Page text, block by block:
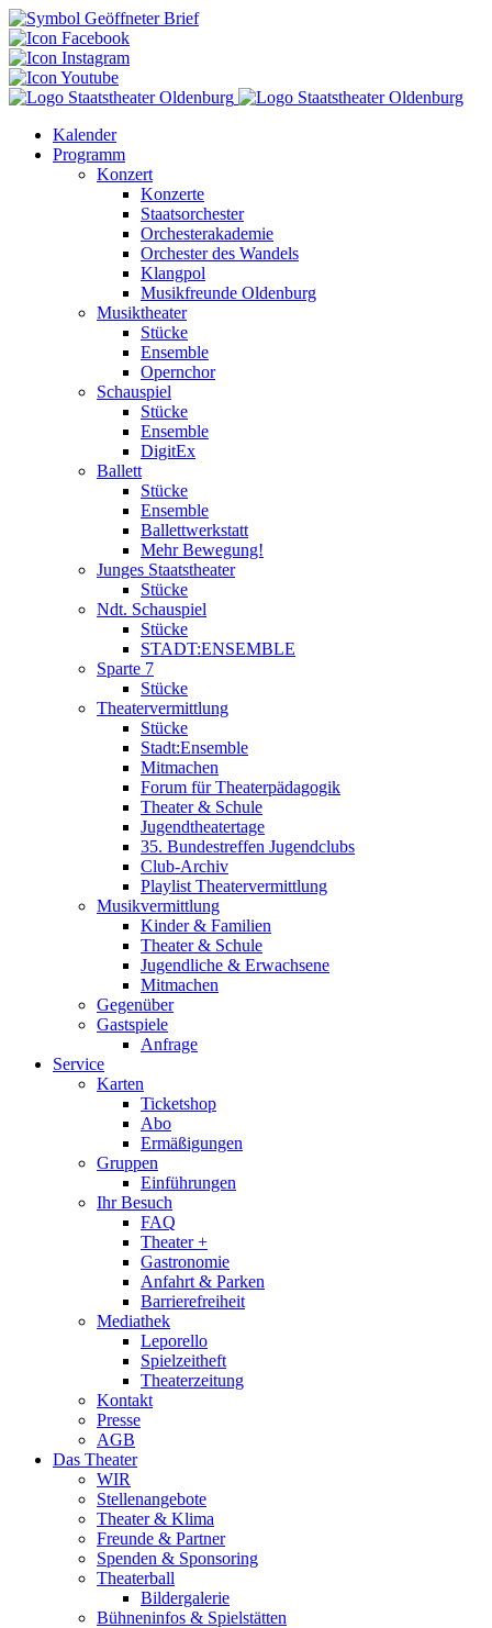
Kalender
Programm
Konzert
Konzerte
Staatsorchester
Orchesterakademie
Orchester des Wandels
Klangpol
Musikfreunde Oldenburg
Musiktheater
Stücke
Ensemble
Opernchor
Schauspiel
Stücke
Ensemble
DigitEx
Ballett
Stücke
Ensemble
Ballettwerkstatt
Mehr Bewegung!
Junges Staatstheater
Stücke
Ndt. Schauspiel
Stücke
STADT:ENSEMBLE
Sparte 7
Stücke
Theatervermittlung
Stücke
Stadt:Ensemble
Mitmachen
Forum für Theaterpädagogik
Theater & Schule
Jugendtheatertage
35. Bundestreffen Jugendclubs
Club-Archiv
Playlist Theatervermittlung
Musikvermittlung
Kinder & Familien
Theater & Schule
Jugendliche & Erwachsene
Mitmachen
Gegenüber
Gastspiele
Anfrage
Service
Karten
Ticketshop
Abo
Ermäßigungen
Gruppen
Einführungen
Ihr Besuch
FAQ
Theater +
Gastronomie
Anfahrt & Parken
Barrierefreiheit
Mediathek
Leporello
Spielzeitheft
Theaterzeitung
Kontakt
Presse
AGB
Das Theater
WIR
Stellenangebote
Theater & Klima
Freunde & Partner
Spenden & Sponsoring
Theaterball
Bildergalerie
Bühneninfos & Spielstätten